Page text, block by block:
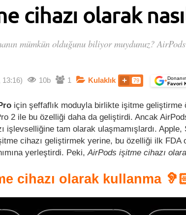
cihazı olarak
mümkün olduğunu biliyor muydunuz?
13:16) 10b 1 Kulaklık 79 +
Favori
için şeffaflık moduyla birlikte işitme geliştirme
2 ile bu özelliği daha da geliştirdi. Ancak
işlevselliğine tam olarak ulaşmamışlardı. Apple,
cihazı geliştirmek yerine, bu özelliği ilk FDA
yerleştirdi. Peki,AirPods işitme cihazı
cihazı olarak kullanma